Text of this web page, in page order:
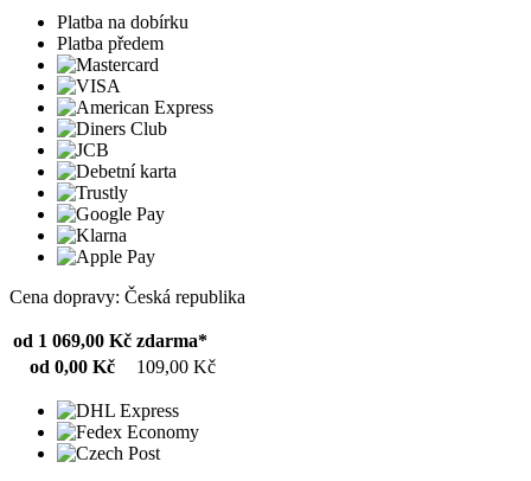
Platba na dobírku
Platba předem
Cena dopravy: Česká republika
od 1 069,00 Kč zdarma*
od 0,00 Kč
109,00 Kč